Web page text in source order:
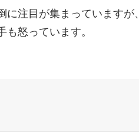
注目が集まっていますが
怒っています。